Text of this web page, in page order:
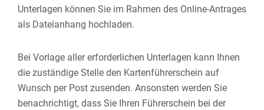
Unterlagen können Sie im Rahmen des Online-Antrages
als Dateianhang hochladen.
Bei Vorlage aller erforderlichen Unterlagen kann Ihnen
die zuständige Stelle den Kartenführerschein auf
Wunsch per Post zusenden. Ansonsten werden Sie
benachrichtigt, dass Sie Ihren Führerschein bei der